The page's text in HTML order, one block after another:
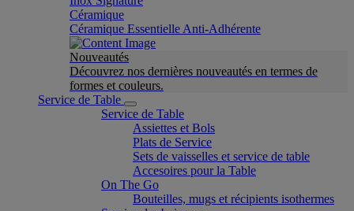
Céramique
Céramique Essentielle Anti-Adhérente
Nouveautés
Découvrez nos dernières nouveautés en termes de
formes et couleurs.
Service de Table
Service de Table
Assiettes et Bols
Plats de Service
Sets de vaisselles et service de table
Accesoires pour la Table
On The Go
Bouteilles, mugs et récipients isothermes